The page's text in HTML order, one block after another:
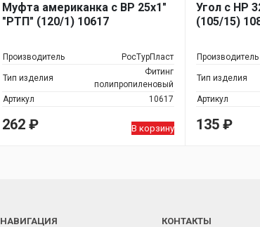
Муфта американка с ВР 25х1"
"РТП" (120/1) 10617
Производитель РосТурПласт
Тип изделия
Фитинг
полипропиленовый
Артикул
10617
262 ₽ В корзину
Угол с НР
(105/15)
Производитель
Тип изделия
Артикул
135 ₽
НАВИГАЦИЯ КОНТАКТЫ